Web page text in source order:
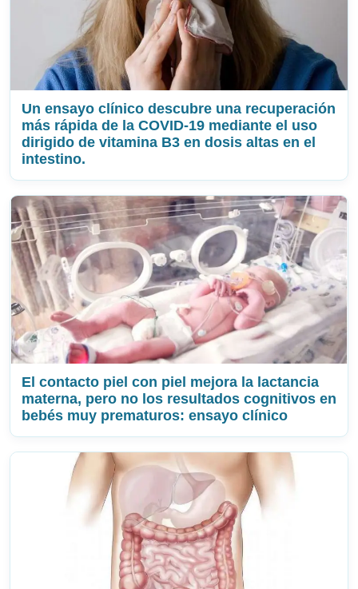
Un ensayo clínico descubre una recuperación
más rápida de la COVID-19 mediante el uso
dirigido de vitamina B3 en dosis altas en el
intestino.
El contacto piel con piel mejora la lactancia
materna, pero no los resultados cognitivos en
bebés muy prematuros: ensayo clínico